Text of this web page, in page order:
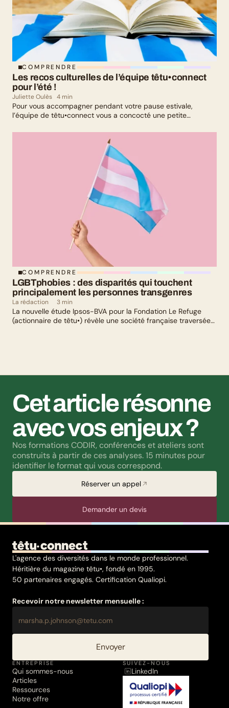
COMPRENDRE
Les recos culturelles de l’équipe têtu•connect
pour l’été !
Juliette Oulès 4 min
Pour vous accompagner pendant votre pause estivale,
l’équipe de têtu•connect vous a concocté une petite
culturelle : il y en a pour tous les goûts !
COMPRENDRE
LGBTphobies : des disparités qui touchent
principalement les personnes transgenres
La rédaction 3 min
La nouvelle étude Ipsos-BVA pour la Fondation Le Refuge
(actionnaire de têtu•) révèle une société française traversée
Cet article résonne
avec vos enjeux ?
Nos formations CODIR, conférences et ateliers sont
construits à partir de ces analyses. 15 minutes pour
identifier le format qui vous correspond.
Réserver un appel
Demander un devis
L'agence des diversités dans le monde professionnel.
Héritière du magazine têtu•, fondé en 1995.
50 partenaires engagés. Certification Qualiopi.
Recevoir notre newsletter mensuelle :
Envoyer
ENTREPRISE
Qui sommes-nous
Articles
Ressources
Notre offre
SUIVEZ-NOUS
LinkedIn